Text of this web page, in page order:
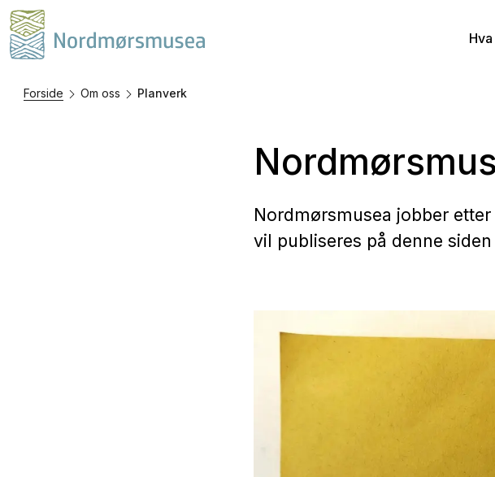
Forside Om oss Planverk
Nordmørsmusea jobber
vil publiseres på denne